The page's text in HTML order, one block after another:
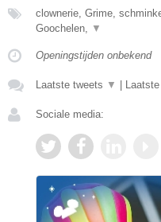
clownerie, Grime,
Goochelen, ▼
Openingstijden onbekend
Laatste tweets ▼
Sociale media: